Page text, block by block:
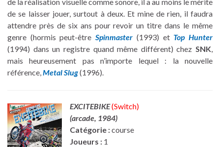
de la réalisation visuelle comme sonore, il a au moins le mérite
de se laisser jouer, surtout à deux. Et mine de rien, il faudra
attendre près de six ans pour revoir un titre dans le même
genre (hormis peut-êtreSpinmaster (1993) et Top Hunter
(1994) dans un registre quand même différent) chez SNK,
mais heureusement pas n’importe lequel : la nouvelle
référence,Metal Slug(1996).
EXCITEBIKE(Switch)
(arcade, 1984)
Catégorie :course
Joueurs : 1